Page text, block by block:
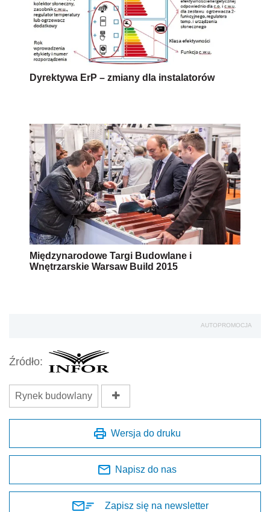
Dyrektywa ErP – zmiany dla instalatorów
Międzynarodowe Targi Budowlane i
Wnętrzarskie Warsaw Build 2015
AUTOPROMOCJA
Źródło:
Rynek budowlany
Wersja do druku
Napisz do nas
Zapisz się na newsletter